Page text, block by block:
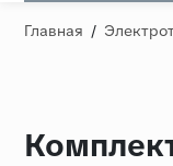
Главная /